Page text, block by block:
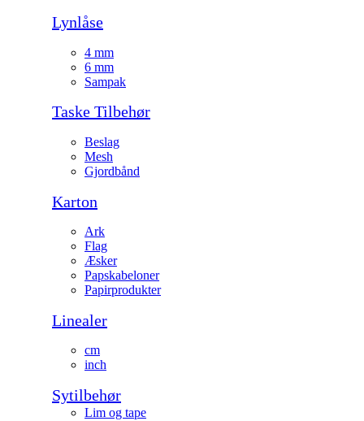
Lynlåse
4 mm
6 mm
Sampak
Taske Tilbehør
Beslag
Mesh
Gjordbånd
Karton
Ark
Flag
Æsker
Papskabeloner
Papirprodukter
Linealer
cm
inch
Sytilbehør
Lim og tape